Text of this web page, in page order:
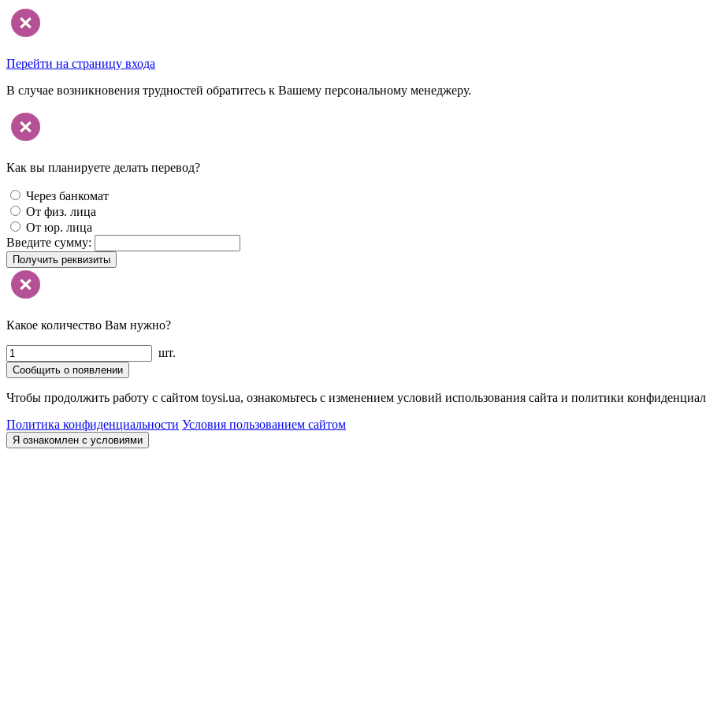
Перейти на страницу входа
В случае возникновения трудностей обратитесь к Вашему персональному менеджеру.
Как вы планируете делать перевод?
Через банкомат
От физ. лица
От юр. лица
Введите сумму:
Получить реквизиты
Какое количество Вам нужно?
шт.
Сообщить о появлении
Чтобы продолжить работу с сайтом toysi.ua, ознакомьтесь с изменением условий использования сайта и политики
Политика конфиденциальности Условия пользованием сайтом
Я ознакомлен с условиями